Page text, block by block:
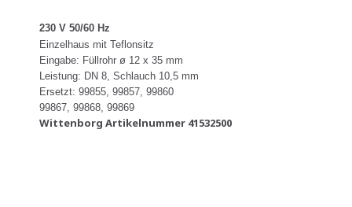
230 V 50/60 Hz
Einzelhaus mit Teflonsitz
Eingabe: Füllrohr ø 12 x 35 mm
Leistung: DN 8, Schlauch 10,5 mm
Ersetzt: 99855, 99857, 99860
99867, 99868, 99869
Wittenborg Artikelnummer 41532500